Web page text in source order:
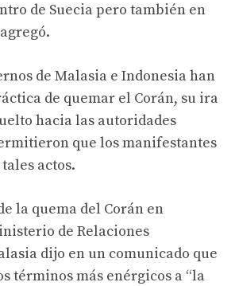
de Suecia pero también en
de Malasia e Indonesia han
de quemar el Corán, su ira
hacia las autoridades
que los manifestantes
actos.
la quema del Corán en
de Relaciones
dijo en un comunicado que
términos más enérgicos a “la